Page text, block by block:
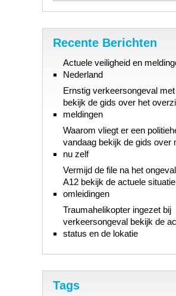
Recente Berichten
Actuele veiligheid en
Nederland
Ernstig verkeersongeval
bekijk de gids over het
meldingen
Waarom vliegt er een
vandaag bekijk de gids over
nu zelf
Vermijd de file na het
A12 bekijk de actuele
omleidingen
Traumahelikopter ingezet bij
verkeersongeval bekijk de
status en de lokatie
Tags